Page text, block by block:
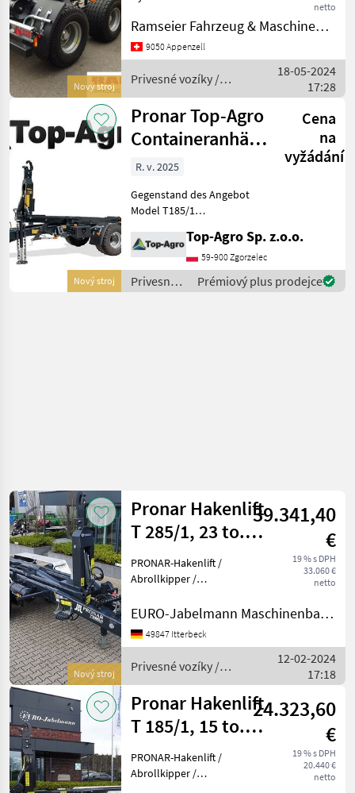
Nový stroj
netto
Containerverriegelung -
Untenanhängung K80 -
Eigene Bordhydraulik -
Unterfahrschtutz Privesné
Ramseier Fahrzeug & Maschinen AG
9050 Appenzell
Privesné vozíky /
Pronar
18-05-2024
17:28
Nový stroj
Pronar Top-Agro
Containeranhänger
T185/1 Hakenlift
Cena
na
vyžádání
R. v. 2025
Gegenstand des Angebot
Model T185/1
22900€ netto Technische
Daten: Zul. Gesamtgewicht:
15000 [kg] Nutzlast
(zusammen mit der Contain
Top-Agro Sp. z.o.o.
59-900 Zgorzelec
Privesné
vozíky /
Prémiový plus prodejce
Nový stroj
Pronar Hakenlift
T 285/1, 23 to.
zGG,
Abrollkipper /
39.341,40
€
19 % s DPH
33.060 €
netto
PRONAR-Hakenlift /
Abrollkipper /
Containerfahrzeug /
Abrollfahrzeug /
23 to. Technische Daten:
Ges
EURO-Jabelmann Maschinenbau GmbH
49847 Itterbeck
Privesné vozíky /
Pronar
12-02-2024
17:18
Pronar Hakenlift
T 185/1, 15 to.
zGG,
24.323,60
€
19 % s DPH
20.440 €
netto
PRONAR-Hakenlift /
Abrollkipper /